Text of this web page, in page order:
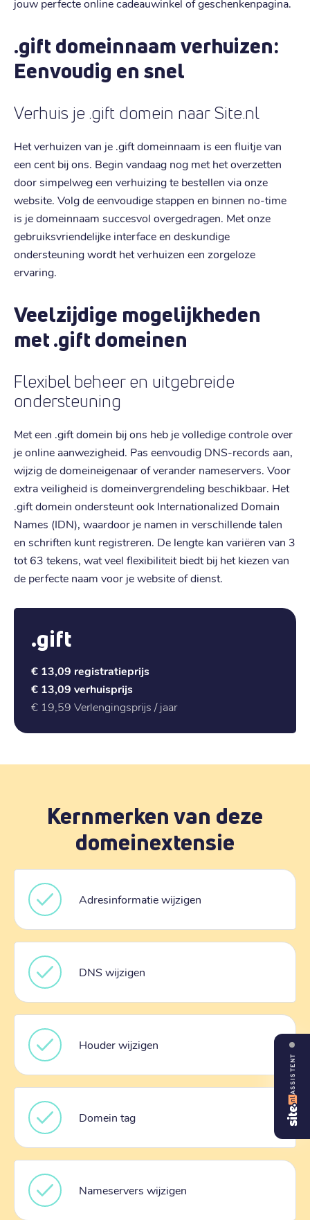
.gift domeinnaam verhuizen:
Eenvoudig en snel
Verhuis je .gift domein naar Site.nl
Het verhuizen van je .gift domeinnaam is een fluitje van
een cent bij ons. Begin vandaag nog met het overzetten
door simpelweg een verhuizing te bestellen via onze
website. Volg de eenvoudige stappen en binnen no-time
is je domeinnaam succesvol overgedragen. Met onze
gebruiksvriendelijke interface en deskundige
ondersteuning wordt het verhuizen een zorgeloze
ervaring.
Veelzijdige mogelijkheden
met .gift domeinen
Flexibel beheer en uitgebreide
ondersteuning
Met een .gift domein bij ons heb je volledige controle over
je online aanwezigheid. Pas eenvoudig DNS-records aan,
wijzig de domeineigenaar of verander nameservers. Voor
extra veiligheid is domeinvergrendeling beschikbaar. Het
.gift domein ondersteunt ook Internationalized Domain
Names (IDN), waardoor je namen in verschillende talen
en schriften kunt registreren. De lengte kan variëren van 3
tot 63 tekens, wat veel flexibiliteit biedt bij het kiezen van
de perfecte naam voor je website of dienst.
.gift
€ 13,09 registratieprijs
€ 13,09 verhuisprijs
€ 19,59 Verlengingsprijs / jaar
Kernmerken van deze
domeinextensie
Adresinformatie wijzigen
DNS wijzigen
Houder wijzigen
Domein tag
Nameservers wijzigen
ASSISTENT